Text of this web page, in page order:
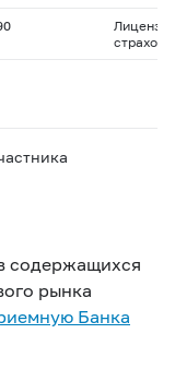
содержащихся
рынка
Банка